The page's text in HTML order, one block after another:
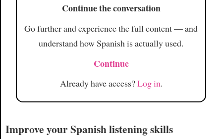
Continue the conversation
Go further and experience the full content — and
understand how Spanish is actually used.
Continue
Already have access?Log in.
Improve your Spanish listening skills